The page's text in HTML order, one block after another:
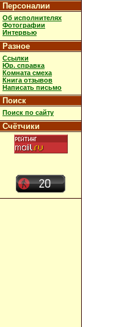
Персоналии
Об исполнителях
Фотографии
Интервью
Разное
Ссылки
Юр. справка
Комната смеха
Книга отзывов
Написать письмо
Поиск
Поиск по сайту
Счётчики